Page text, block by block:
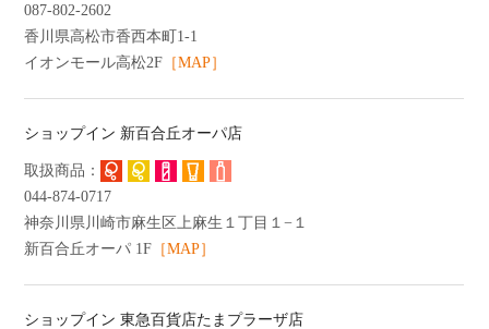
087-802-2602
香川県高松市香西本町1-1
イオンモール高松2F ［MAP］
ショップイン 新百合丘オーパ店
044-874-0717
神奈川県川崎市麻生区上麻生１丁目１−１
新百合丘オーパ 1F ［MAP］
ショップイン 東急百貨店たまプラーザ店